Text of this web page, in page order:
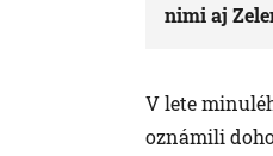
nimi aj
V lete
oznámili